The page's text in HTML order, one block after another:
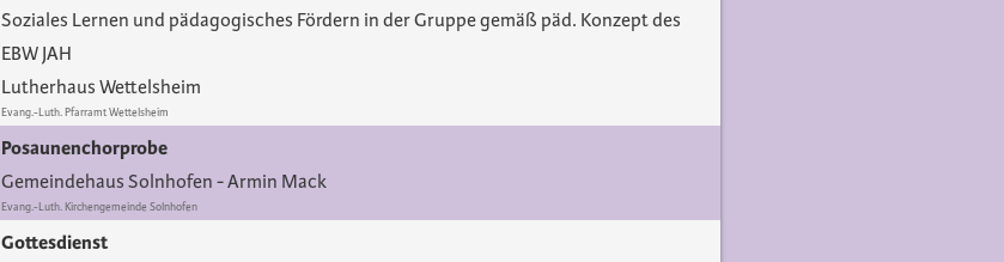
Soziales Lernen und pädagogisches Fördern in der Gruppe gemäß päd. Konzept des
EBW JAH
Lutherhaus Wettelsheim
Evang.-Luth. Pfarramt Wettelsheim
Posaunenchorprobe
Gemeindehaus Solnhofen
Armin Mack
Evang.-Luth. Kirchengemeinde Solnhofen
Gottesdienst